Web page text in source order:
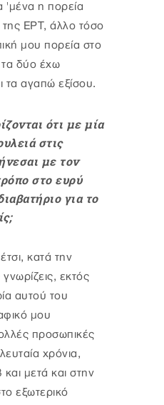
'μένα η πορεία
ΕΡΤ, άλλο τόσο
μου πορεία στο
τα δύο έχω
τα αγαπώ εξίσου.
ότι με μία
στις
με τον
στο ευρύ
για το
κατά την
εκτός
αυτού του
μου
προσωπικές
χρόνια,
μετά και στην
εξωτερικό